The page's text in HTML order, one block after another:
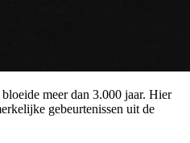
meer dan 3.000 jaar. Hier
gebeurtenissen uit de